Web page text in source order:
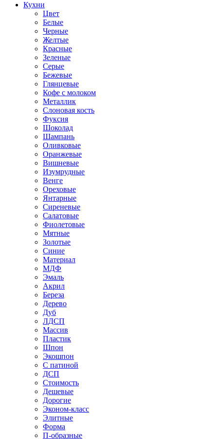
Кухни
Цвет
Белые
Черные
Желтые
Красные
Зеленые
Серые
Бежевые
Глянцевые
Кофе с молоком
Металлик
Слоновая кость
Фуксия
Шоколад
Шампань
Оливковые
Оранжевые
Вишневые
Изумрудные
Венге
Ореховые
Янтарные
Сиреневые
Салатовые
Фиолетовые
Мятные
Золотые
Синие
Материал
МДФ
Эмаль
Акрил
Береза
Дерево
Дуб
ЛДСП
Массив
Пластик
Шпон
Экошпон
С патиной
ДСП
Стоимость
Дешевые
Дорогие
Эконом-класс
Элитные
Форма
П-образные